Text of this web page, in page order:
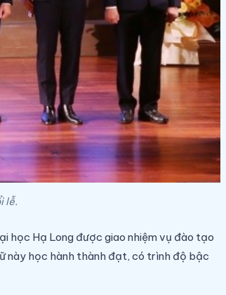
lễ.
học Hạ Long được giao nhiệm vụ đào tạo
này học hành thành đạt, có trình độ bậc